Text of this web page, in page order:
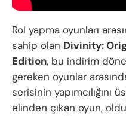
Rol yapma oyunları
sahip olan Divinity:
Edition, bu indirim
gereken oyunlar
serisinin yapımcılığını
elinden çıkan oyun,